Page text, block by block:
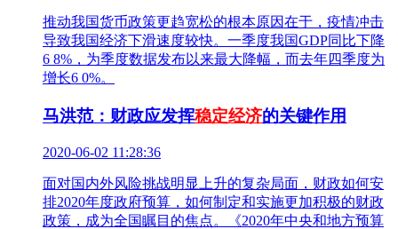
推动我国货币政策更趋宽松的根本原因在于，疫情冲击
导致我国经济下滑速度较快。一季度我国GDP同比下降
6 8%，为季度数据发布以来最大降幅，而去年四季度为
增长6 0%。
马洪范：财政应发挥稳定经济的关键作用
2020-06-02 11:28:36
面对国内外风险挑战明显上升的复杂局面，财政如何安
排2020年度政府预算，如何制定和实施更加积极的财政
政策，成为全国瞩目的焦点。《2020年中央和地方预算